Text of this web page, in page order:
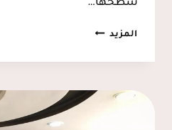
سطحها…
المزيدتركيب
الخبر